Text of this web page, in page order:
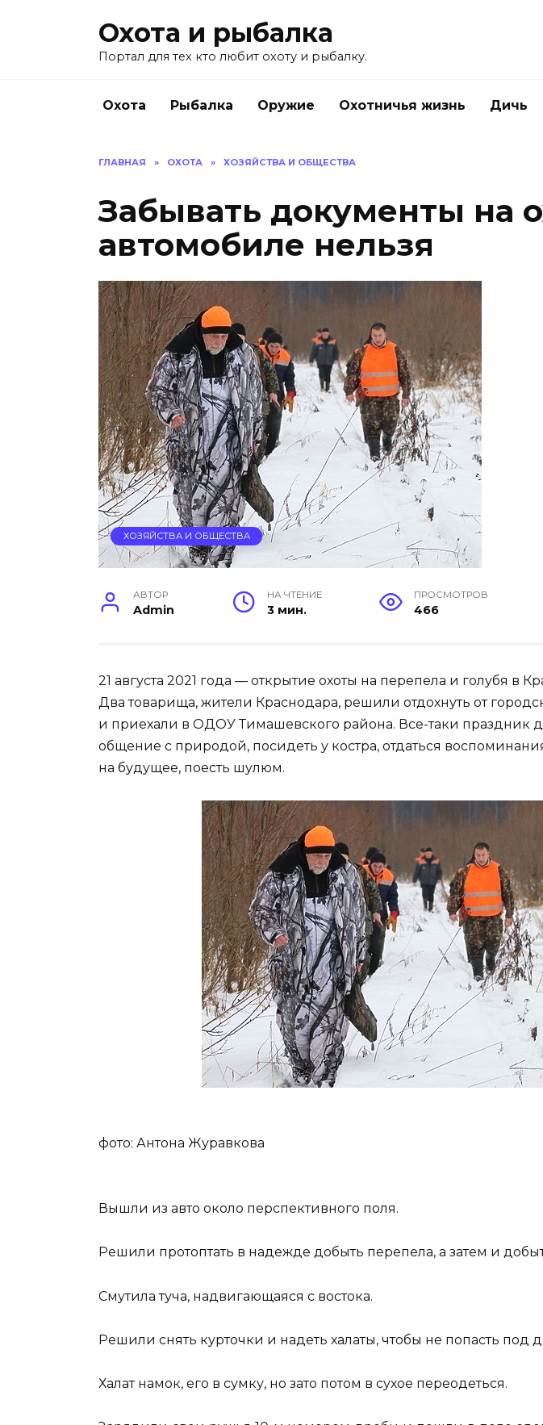
Охота и рыбалка
Портал для тех кто любит охоту и рыбалку.
Охота Рыбалка Оружие Охотничья жизнь Дичь
ГЛАВНАЯ » ОХОТА » ХОЗЯЙСТВА И ОБЩЕСТВА
Забывать документы на
автомобиле нельзя
ХОЗЯЙСТВА И ОБЩЕСТВА
АВТОР
Admin
НА ЧТЕНИЕ
3 мин.
ПРОСМОТРОВ
466
21 августа 2021 года — открытие охоты на перепела и голубя в
Два товарища, жители Краснодара, решили отдохнуть от
и приехали в ОДОУ Тимашевского района. Все-таки праздник
общение с природой, посидеть у костра, отдаться
на будущее, поесть шулюм.
фото: Антона Журавкова
Вышли из авто около перспективного поля.
Решили протоптать в надежде добыть перепела, а затем и
Смутила туча, надвигающаяся с востока.
Решили снять курточки и надеть халаты, чтобы не попасть под
Халат намок, его в сумку, но зато потом в сухое переодеться.